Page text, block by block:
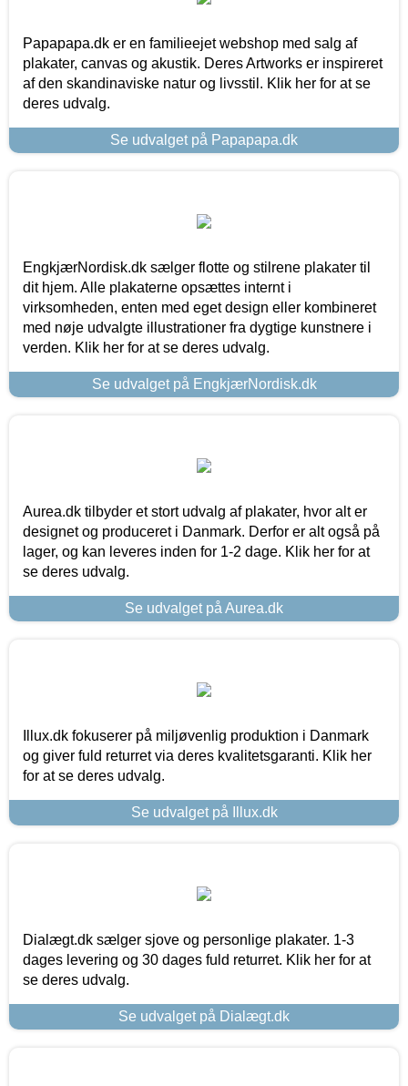
Papapapa.dk er en familieejet webshop med salg af
plakater, canvas og akustik. Deres Artworks er inspireret
af den skandinaviske natur og livsstil. Klik her for at se
deres udvalg.
Se udvalget på Papapapa.dk
EngkjærNordisk.dk sælger flotte og stilrene plakater til
dit hjem. Alle plakaterne opsættes internt i
virksomheden, enten med eget design eller kombineret
med nøje udvalgte illustrationer fra dygtige kunstnere i
verden. Klik her for at se deres udvalg.
Se udvalget på EngkjærNordisk.dk
Aurea.dk tilbyder et stort udvalg af plakater, hvor alt er
designet og produceret i Danmark. Derfor er alt også på
lager, og kan leveres inden for 1-2 dage. Klik her for at
se deres udvalg.
Se udvalget på Aurea.dk
Illux.dk fokuserer på miljøvenlig produktion i Danmark
og giver fuld returret via deres kvalitetsgaranti. Klik her
for at se deres udvalg.
Se udvalget på Illux.dk
Dialægt.dk sælger sjove og personlige plakater. 1-3
dages levering og 30 dages fuld returret. Klik her for at
se deres udvalg.
Se udvalget på Dialægt.dk